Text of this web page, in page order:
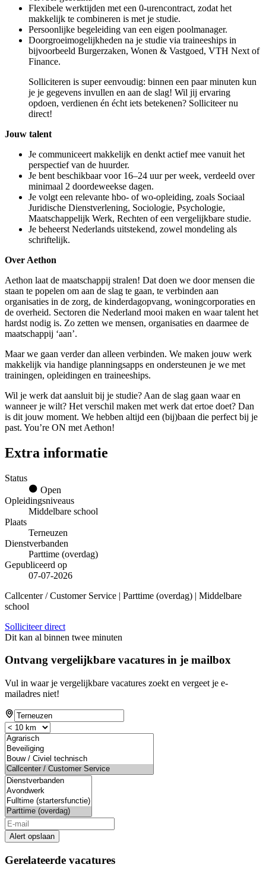
Flexibele werktijden met een 0-urencontract, zodat het
makkelijk te combineren is met je studie.
Persoonlijke begeleiding van een eigen poolmanager.
Doorgroeimogelijkheden na je studie via traineeships in
bijvoorbeeld Burgerzaken, Wonen & Vastgoed, VTH Next of
Finance.
Solliciteren is super eenvoudig: binnen een paar minuten kun
je je gegevens invullen en aan de slag! Wil jij ervaring
opdoen, verdienen én écht iets betekenen? Solliciteer nu
direct!
Jouw talent
Je communiceert makkelijk en denkt actief mee vanuit het
perspectief van de huurder.
Je bent beschikbaar voor 16–24 uur per week, verdeeld over
minimaal 2 doordeweekse dagen.
Je volgt een relevante hbo- of wo-opleiding, zoals Sociaal
Juridische Dienstverlening, Sociologie, Psychologie,
Maatschappelijk Werk, Rechten of een vergelijkbare studie.
Je beheerst Nederlands uitstekend, zowel mondeling als
schriftelijk.
Over Aethon
Aethon laat de maatschappij stralen! Dat doen we door mensen die
staan te popelen om aan de slag te gaan, te verbinden aan
organisaties in de zorg, de kinderdagopvang, woningcorporaties en
de overheid. Sectoren die Nederland mooi maken en waar talent het
hardst nodig is. Zo zetten we mensen, organisaties en daarmee de
maatschappij ‘aan’.
Maar we gaan verder dan alleen verbinden. We maken jouw werk
makkelijk via handige planningsapps en ondersteunen je we met
trainingen, opleidingen en traineeships.
Wil je werk dat aansluit bij je studie? Aan de slag gaan waar en
wanneer je wilt? Het verschil maken met werk dat ertoe doet? Dan
is dit jouw moment. We hebben altijd een (bij)baan die perfect bij je
past. You’re ON met Aethon!
Extra informatie
Status
Open
Opleidingsniveaus
Middelbare school
Plaats
Terneuzen
Dienstverbanden
Parttime (overdag)
Gepubliceerd op
07-07-2026
Callcenter / Customer Service | Parttime (overdag) | Middelbare
school
Solliciteer direct
Dit kan al binnen twee minuten
Ontvang vergelijkbare vacatures in je mailbox
Vul in waar je vergelijkbare vacatures zoekt en vergeet je e-
mailadres niet!
Alert opslaan
Gerelateerde vacatures